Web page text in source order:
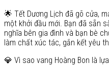
🌟 Tết Dương Lịch đã gõ cửa,
một khởi đầu mới. Bạn đã sẵn
nghĩa bên gia đình và bạn bè
làm chất xúc tác, gắn kết yêu
💎 Vì sao vang Hoàng Bon là